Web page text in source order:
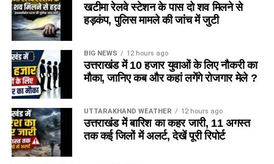
खटीमा रेलवे स्टेशन के पास दो शव मिलने से
हड़कंप, पुलिस मामले की जांच में जुटी
BIG NEWS 12 hours ago
उत्तराखंड में 10 हजार युवाओं के लिए नौकरी का
मौका, जानिए कब और कहां लगेंगे रोजगार मेले ?
UTTARAKHAND WEATHER 12 hours ago
उत्तराखंड में बारिश का कहर जारी, 11 अगस्त
तक कई जिलों में अलर्ट, देखें पूरी रिपोर्ट